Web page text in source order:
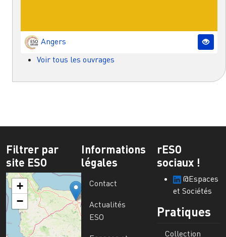
Angers
Voir tous les ouvrages
Filtrer par
site ESO
+
−
Informations
légales
Contact
Actualités
ESO
rESO
sociaux !
@Espaces
et Sociétés
Pratiques
Collection